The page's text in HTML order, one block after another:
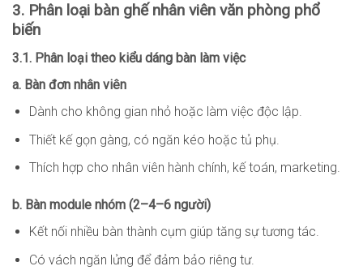
3. Phân loại bàn ghế nhân viên văn phòng phổ
biến
3.1. Phân loại theo kiểu dáng bàn làm việc
a. Bàn đơn nhân viên
Dành cho không gian nhỏ hoặc làm việc độc lập.
Thiết kế gọn gàng, có ngăn kéo hoặc tủ phụ.
Thích hợp cho nhân viên hành chính, kế toán, marketing.
b. Bàn module nhóm (2–4–6 người)
Kết nối nhiều bàn thành cụm giúp tăng sự tương tác.
Có vách ngăn lửng để đảm bảo riêng tư.